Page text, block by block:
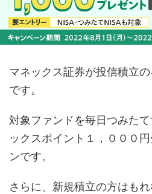
マネックス証券が投信積立
です。
対象ファンドを毎日つみた
ックスポイント１，０００
ンです。
さらに、新規積立の方はも